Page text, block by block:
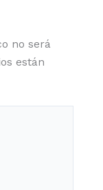
no será
están